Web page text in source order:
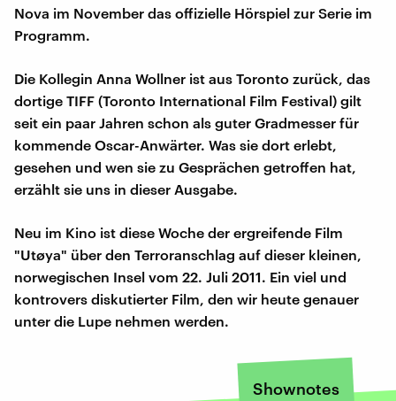
Nova im November das offizielle Hörspiel zur Serie im
Programm.
Die Kollegin Anna Wollner ist aus Toronto zurück, das
dortige TIFF (Toronto International Film Festival) gilt
seit ein paar Jahren schon als guter Gradmesser für
kommende Oscar-Anwärter. Was sie dort erlebt,
gesehen und wen sie zu Gesprächen getroffen hat,
erzählt sie uns in dieser Ausgabe.
Neu im Kino ist diese Woche der ergreifende Film
"Utøya" über den Terroranschlag auf dieser kleinen,
norwegischen Insel vom 22. Juli 2011. Ein viel und
kontrovers diskutierter Film, den wir heute genauer
unter die Lupe nehmen werden.
Shownotes